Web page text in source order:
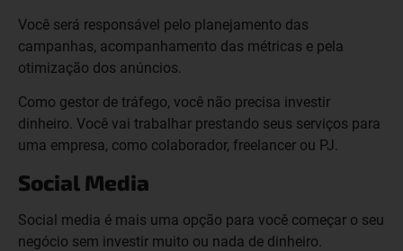
Você será responsável pelo planejamento das
campanhas, acompanhamento das métricas e pela
otimização dos anúncios.
Como gestor de tráfego, você não precisa investir
dinheiro. Você vai trabalhar prestando seus serviços para
uma empresa, como colaborador, freelancer ou PJ.
Social Media
Social media é mais uma opção para você começar o seu
negócio sem investir muito ou nada de dinheiro.